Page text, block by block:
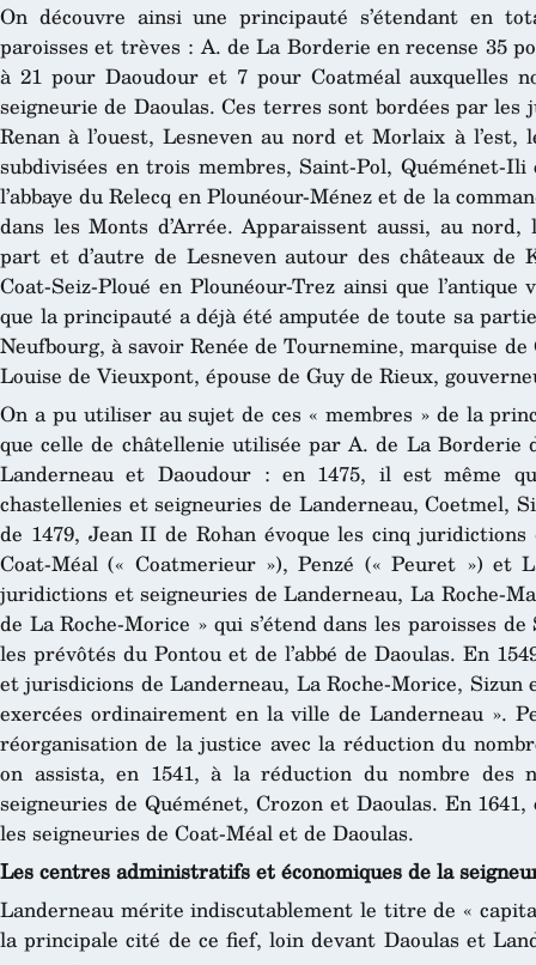
On découvre ainsi une principauté s’étendant en
paroisses et trèves : A. de La Borderie en recense 35
à 21 pour Daoudour et 7 pour Coatméal auxquelles
seigneurie de Daoulas. Ces terres sont bordées par
Renan à l’ouest, Lesneven au nord et Morlaix à
subdivisées en trois membres, Saint-Pol, Quéménet-
l’abbaye du Relecq en Plounéour-Ménez et de la
dans les Monts d’Arrée. Apparaissent aussi, au
part et d’autre de Lesneven autour des châteaux
Coat-Seiz-Ploué en Plounéour-Trez ainsi que
que la principauté a déjà été amputée de toute sa
Neufbourg, à savoir Renée de Tournemine, marquise
Louise de Vieuxpont, épouse de Guy de Rieux,
On a pu utiliser au sujet de ces « membres » de la
que celle de châtellenie utilisée par A. de La Borderie
Landerneau et Daoudour : en 1475, il est même
chastellenies et seigneuries de Landerneau, Coetmel,
de 1479, Jean II de Rohan évoque les cinq
Coat-Méal (« Coatmerieur »), Penzé (« Peuret ») et
juridictions et seigneuries de Landerneau, La Roche-
de La Roche-Morice » qui s’étend dans les paroisses
les prévôtés du Pontou et de l’abbé de Daoulas. En
et jurisdicions de Landerneau, La Roche-Morice,
exercées ordinairement en la ville de Landerneau ».
réorganisation de la justice avec la réduction du
on assista, en 1541, à la réduction du nombre des
seigneuries de Quéménet, Crozon et Daoulas. En
les seigneuries de Coat-Méal et de Daoulas.
Les centres administratifs et économiques de la
Landerneau mérite indiscutablement le titre de «
la principale cité de ce fief, loin devant Daoulas et